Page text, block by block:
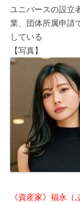
ユニバースの設立
業、団体所属申請
している
【写真】
《資産家》福永（